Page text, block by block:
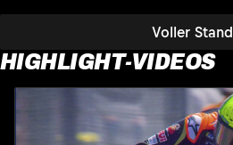
Voller Stand
HIGHLIGHT-VIDEOS